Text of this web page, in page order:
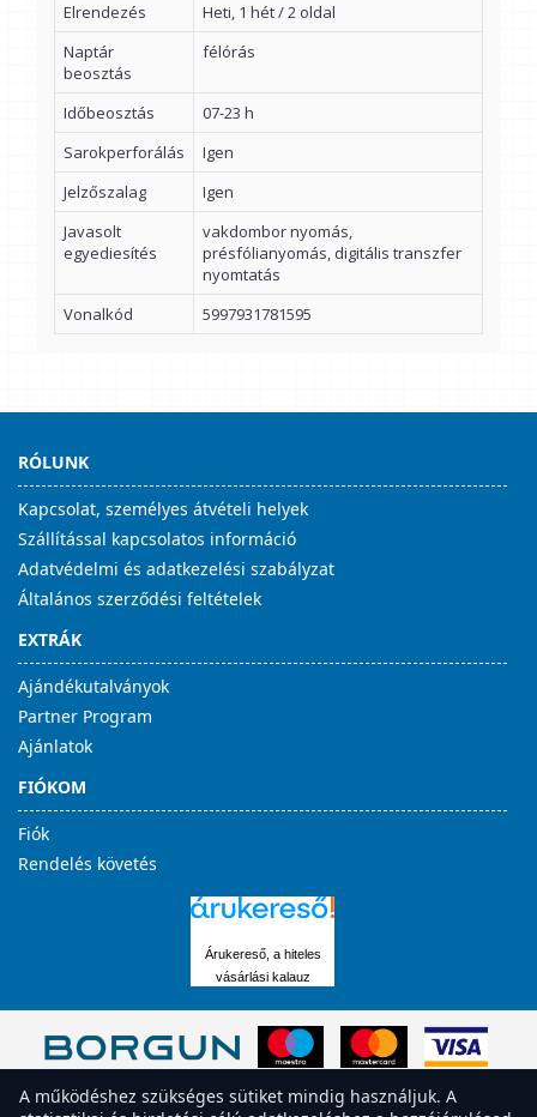
Elrendezés
Heti, 1 hét / 2 oldal
Naptár
beosztás
félórás
Időbeosztás
07-23 h
Sarokperforálás
Igen
Jelzőszalag
Igen
Javasolt
egyediesítés
vakdombor nyomás,
présfólianyomás, digitális transzfer
nyomtatás
Vonalkód
5997931781595
RÓLUNK
Kapcsolat, személyes átvételi helyek
Szállítással kapcsolatos információ
Adatvédelmi és adatkezelési szabályzat
Általános szerződési feltételek
EXTRÁK
Ajándékutalványok
Partner Program
Ajánlatok
FIÓKOM
Fiók
Rendelés követés
Árukereső, a hiteles
vásárlási kalauz
A működéshez szükséges sütiket mindig használjuk. A